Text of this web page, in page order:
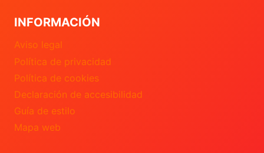
INFORMACIÓN
Aviso legal
Política de privacidad
Política de cookies
Declaración de accesibilidad
Guía de estilo
Mapa web